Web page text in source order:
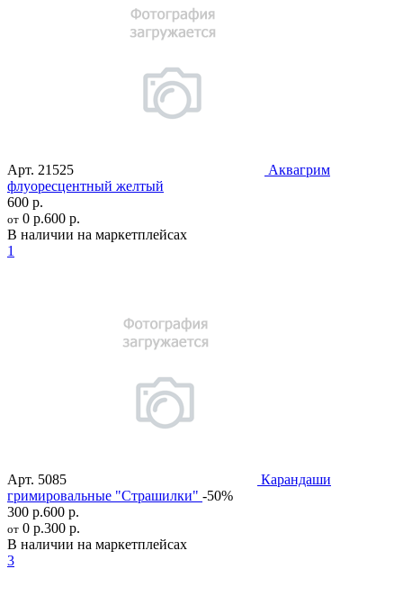
Арт. 21525
Аквагрим
флуоресцентный желтый
600 р.
от 0 р.600 р.
В наличии на маркетплейсах
1
Арт. 5085
Карандаши
гримировальные "Страшилки" -50%
300 р.600 р.
от 0 р.300 р.
В наличии на маркетплейсах
3